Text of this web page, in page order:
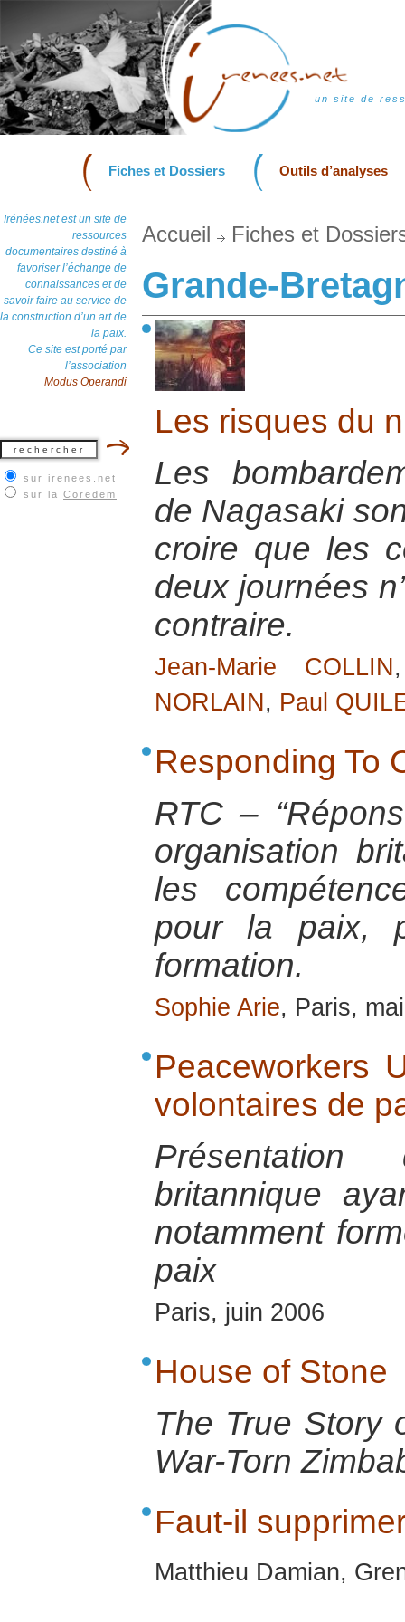
un site de
Fiches et Dossiers Outils d’analyses
Irénées.net est un site de
ressources
documentaires destiné à
favoriser l’échange de
connaissances et de
savoir faire au service de
la construction d’un art de
la paix.
Ce site est porté par
l’association
Modus Operandi
sur irenees.net
sur la Coredem
Accueil Fiches et
Grande-
Les risques du
Les
de Nagasaki
croire que les
deux journées
contraire.
Jean-Marie COLLIN
NORLAIN, Paul
Responding To
RTC –
organisation
les
pour la paix,
formation.
Sophie Arie, Paris,
Peaceworkers
volontaires de
Présentation
britannique
notamment
paix
Paris, juin 2006
House of Stone
The True Story
War-Torn
Faut-il
Matthieu Damian,